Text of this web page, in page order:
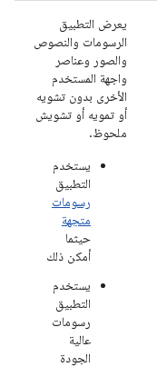
يعرض التطبيق
الرسومات والنصوص
والصور وعناصر
واجهة المستخدم
الأخرى بدون تشويه
أو تمويه أو تشويش
ملحوظ.
يستخدم
التطبيق
رسومات
متجهة
حيثما
أمكن ذلك
يستخدم
التطبيق
رسومات
عالية
الجودة